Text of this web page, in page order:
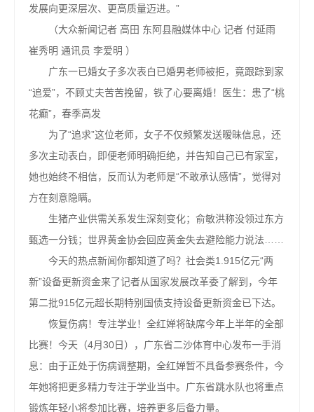
发展向更深层次、更高质量迈进。”
（大众新闻记者 高田 东阿县融媒体中心 记者 付延雨
崔秀明 通讯员 李爱明 ）
广东一已婚女子多次表白已婚男老师被拒，竟跟踪到家
“追爱”，不顾丈夫苦苦挽留，铁了心要离婚！医生：患了“桃
花癫”，春季高发
为了“追求”这位老师，女子不仅频繁发送暧昧信息，还
多次主动表白，即便老师明确拒绝，并告知自己已有家室，
她也始终不相信，反而认为老师是“不敢承认感情”，觉得对
方在刻意隐瞒。
生猪产业供需关系发生深刻变化；俞敏洪称没领过东方
甄选一分钱；世界黄金协会回应黄金失去避险能力说法……
今天的热点新闻你都知道了吗？社会类1.915亿元“两
新”设备更新资金来了记者从国家发展改革委了解到，今年
第二批915亿元超长期特别国债支持设备更新资金已下达。
恢复伤病！专注学业！全红婵将缺席今年上半年的全部
比赛！今天（4月30日），广东省二沙体育中心发布一手消
息：由于正处于伤病调整期，全红婵暂不具备参赛条件，今
年她将把更多精力专注于学业当中。广东省跳水队也将重点
锻炼年轻小将参加比赛，培养更多后备力量。